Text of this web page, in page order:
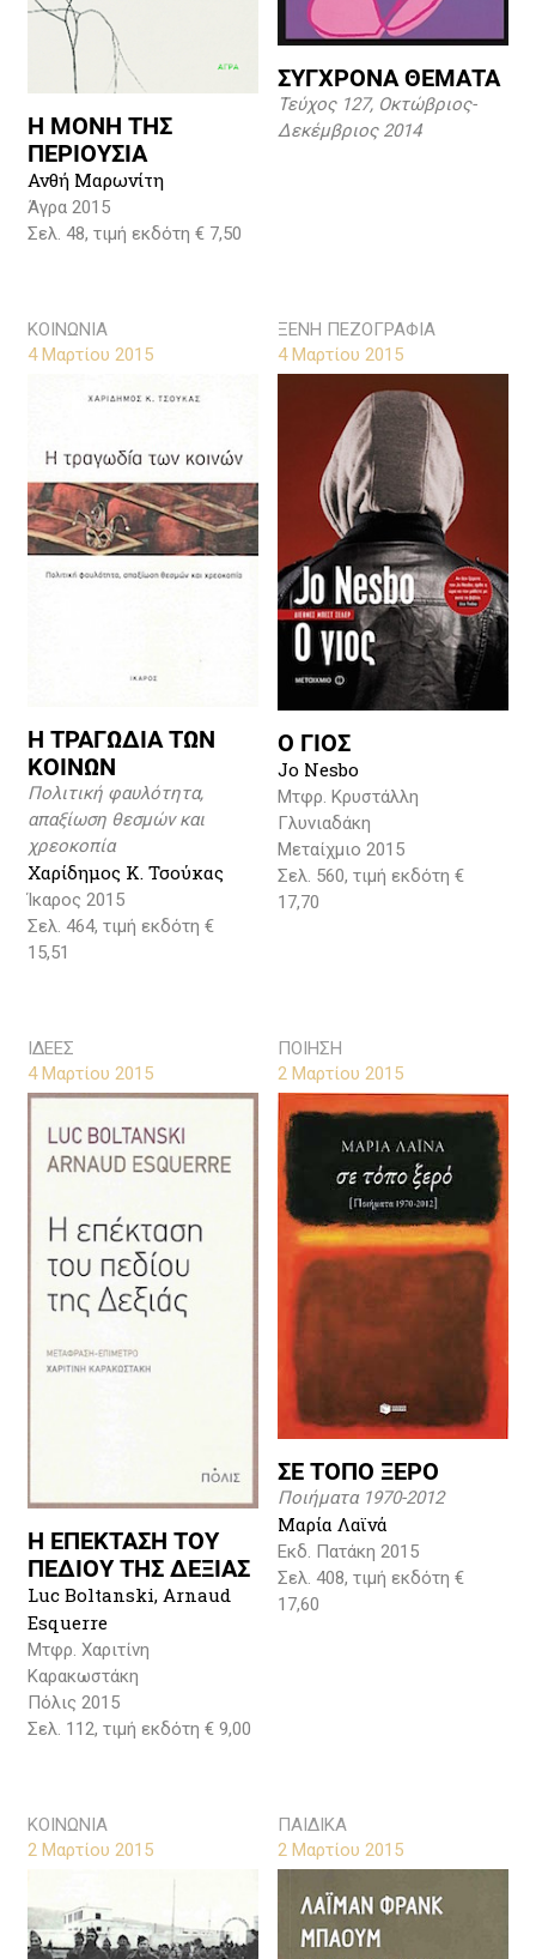
Η ΜΟΝΗ ΤΗΣ
ΠΕΡΙΟΥΣΙΑ
Ανθή Μαρωνίτη
Άγρα 2015
Σελ. 48, τιμή εκδότη € 7,50
ΣΥΓΧΡΟΝΑ ΘΕΜΑΤΑ
Τεύχος 127, Οκτώβριος-
Δεκέμβριος 2014
ΚΟΙΝΩΝΙΑ
4 Μαρτίου 2015
Η ΤΡΑΓΩΔΙΑ ΤΩΝ
ΚΟΙΝΩΝ
Πολιτική φαυλότητα,
απαξίωση θεσμών και
χρεοκοπία
Χαρίδημος Κ. Τσούκας
Ίκαρος 2015
Σελ. 464, τιμή εκδότη €
15,51
ΞΕΝΗ ΠΕΖΟΓΡΑΦΙΑ
4 Μαρτίου 2015
Ο ΓΙΟΣ
Jo Nesbo
Μτφρ. Κρυστάλλη
Γλυνιαδάκη
Μεταίχμιο 2015
Σελ. 560, τιμή εκδότη €
17,70
ΙΔΕΕΣ
4 Μαρτίου 2015
Η ΕΠΕΚΤΑΣΗ ΤΟΥ
ΠΕΔΙΟΥ ΤΗΣ ΔΕΞΙΑΣ
Luc Boltanski, Arnaud
Esquerre
Μτφρ. Χαριτίνη
Καρακωστάκη
Πόλις 2015
Σελ. 112, τιμή εκδότη € 9,00
ΠΟΙΗΣΗ
2 Μαρτίου 2015
ΣΕ ΤΟΠΟ ΞΕΡΟ
Ποιήματα 1970-2012
Μαρία Λαϊνά
Εκδ. Πατάκη 2015
Σελ. 408, τιμή εκδότη €
17,60
ΚΟΙΝΩΝΙΑ
2 Μαρτίου 2015
ΠΑΙΔΙΚΑ
2 Μαρτίου 2015